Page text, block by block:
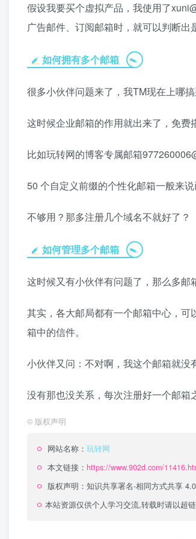
假设我要买个虚拟产品，我使用了
广告邮件、订阅邮箱时，就可以判断出
如何拥有多个邮箱
很多小伙伴问题来了，我TM现在上哪
这时候企业邮箱的作用就出来了，免费
比如玩转网的博客专属邮箱
50 个自定义前缀的个性化邮箱一般来说
不够用？那多注册几个域名不就好了？
如何管理多个邮箱
这时候又有小伙伴有问题了，那么多邮
其实，各大邮局都有一个邮箱中心，
箱中的信件。
小伙伴又问：不对啊，我这个邮箱就没
没有那也没关系，每次注册好一个邮箱
© 版权声明
网站名称： 玩转网
本文链接： https://www.902d.com/
版权声明： 知识共享署名-相同方式共享
本站资源仅供个人学习交流,转载时请以超